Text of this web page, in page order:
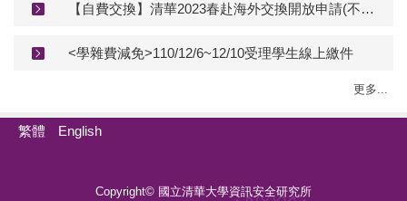
【自費交換】清華2023春赴海外交換開放申請(不含陸、港、澳) 所截止日:2022/3/4(五)前
<學雜費減免>110/12/6~12/10受理學生線上繳件
更多...
繁體 English
Copyright© 國立清華大學資訊安全研究所